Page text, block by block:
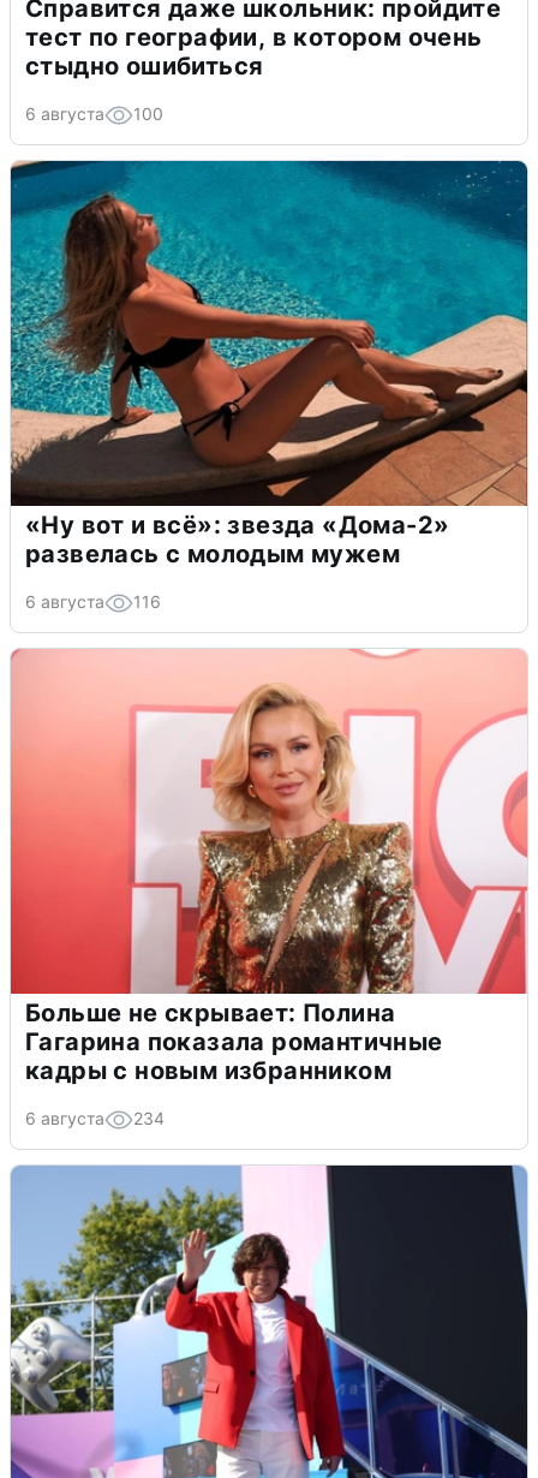
Справится даже школьник: пройдите
тест по географии, в котором очень
стыдно ошибиться
6 августа 100
«Ну вот и всё»: звезда «Дома-2»
развелась с молодым мужем
6 августа 116
Больше не скрывает: Полина
Гагарина показала романтичные
кадры с новым избранником
6 августа 234